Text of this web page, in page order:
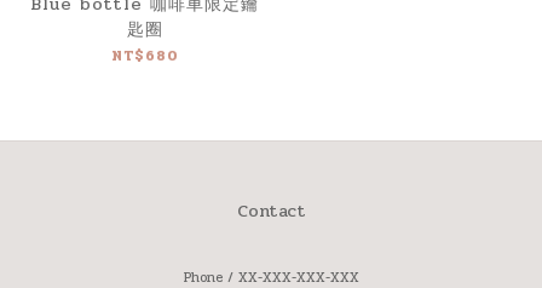
匙圈
NT$680
Contact
Phone / XX-XXX-XXX-XXX